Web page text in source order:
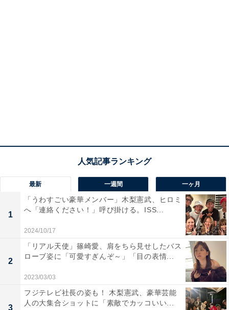
最新 一週間 一ヶ月
1
「うわすごい豪華メンバー」木梨憲武、ヒロミ
へ「連絡ください！」呼び掛ける。ISS...
2024/10/17
2
「リアル天使」篠崎愛、肩をちら見せしたバス
ローブ姿に「可愛すぎんぞ～」「目の表情...
2023/03/03
3
フジテレビ社長の姿も！ 木梨憲武、豪華芸能
人の大集合ショットに「素敵でカッコいい...